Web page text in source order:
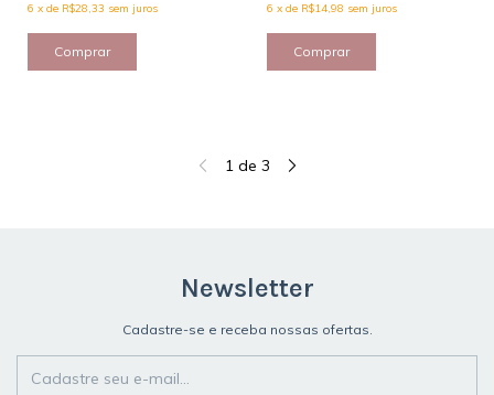
6 x de R$28,33 sem juros 6 x de R$14,98 sem juros
1 de 3
Newsletter
Cadastre-se e receba nossas ofertas.